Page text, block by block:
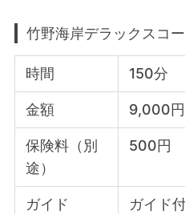
竹野海岸デラックスコ
時間 150分
金額 9,000円
保険料（別
途）
500円
ガイド ガイド